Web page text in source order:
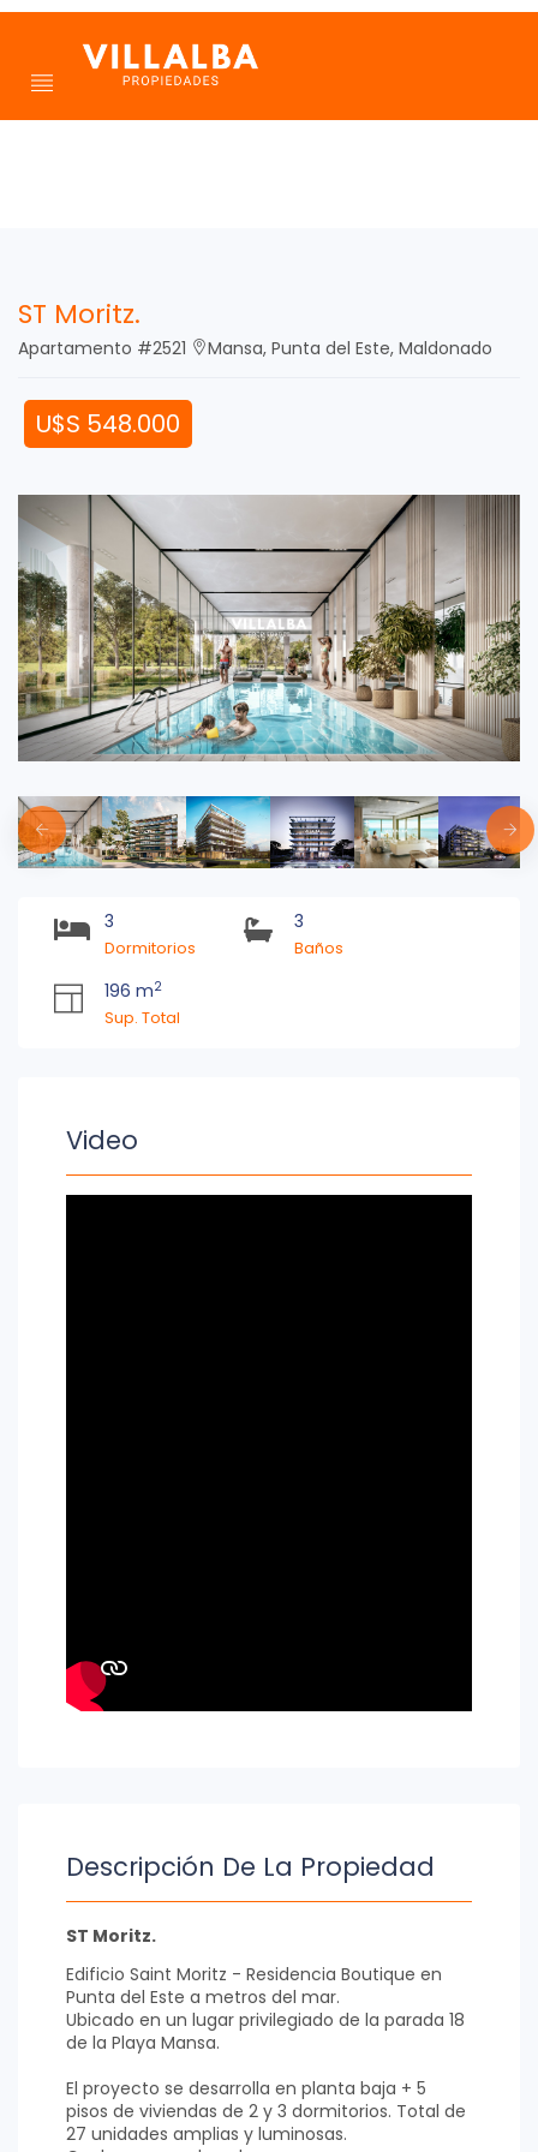
ST Moritz.
Apartamento #2521 Mansa, Punta del Este, Maldonado
U$S 548.000
3
Dormitorios
3
Baños
196 m2
Sup. Total
Video
Descripción De La Propiedad
ST Moritz.
Edificio Saint Moritz - Residencia Boutique en
Punta del Este a metros del mar.
Ubicado en un lugar privilegiado de la parada 18
de la Playa Mansa.
El proyecto se desarrolla en planta baja + 5
pisos de viviendas de 2 y 3 dormitorios. Total de
27 unidades amplias y luminosas.